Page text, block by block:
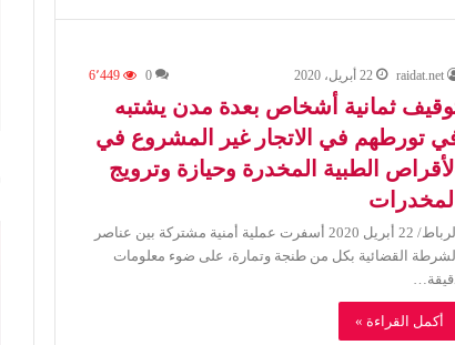
raidat.net 22 أبريل، 2020 0 6٬449
ثمانية أشخاص بعدة مدن يشتبه
تورطهم في الاتجار غير المشروع في
الأقراص الطبية المخدرة وحيازة وترويج
المخدرات
الرباط/ 22 أبريل 2020 أسفرت عملية أمنية مشتركة بين عناصر
الشرطة القضائية بكل من طنجة وتمارة، على ضوء معلومات
أكمل القراءة »